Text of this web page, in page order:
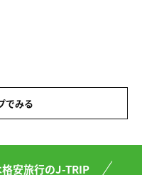
でみる
安旅行のJ-TRIP